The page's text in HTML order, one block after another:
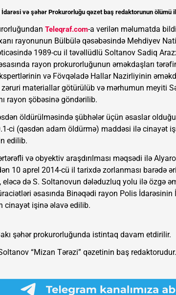
İdarəsi və şəhər Prokurorluğu qəzet baş redaktorunun ölümü
Teleqraf.com-a verilən məlumatda
rayonunun Bülbülə qəsəbəsində Mehdiyev
1989-cu il təvəllüdlü Soltanov Sadiq
rayon prokurorluğunun əməkdaşları
və Fövqəladə Hallar Nazirliyinin
materiallar götürülüb və mərhumun meyiti
rayon şöbəsinə göndərilib.
öldürülməsində şübhələr üçün əsaslar
ci (qəsdən adam öldürmə) maddəsi ilə cinayət
edilib.
və obyektiv araşdırılması məqsədi ilə
10 aprel 2014-cü il tarixdə zorlanması barədə
də S. Soltanovun dələduzluq yolu ilə özgə
əsasında Binəqədi rayon Polis
cinayət işinə əlavə edilib.
şəhər prokurorluğunda istintaq davam etdirilir.
“Mizan Tərəzi” qəzetinin baş redaktorudur.